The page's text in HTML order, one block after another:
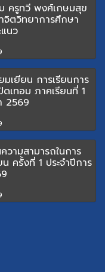
ครูทวี พงศ์เกษมสุข
จิตวิทยาการศึกษา
แนว
มเยียน การเรียนการ
เทอม ภาคเรียนที่ 1
2569
ความสามารถในการ
น ครั้งที่ 1 ประจำปีการ